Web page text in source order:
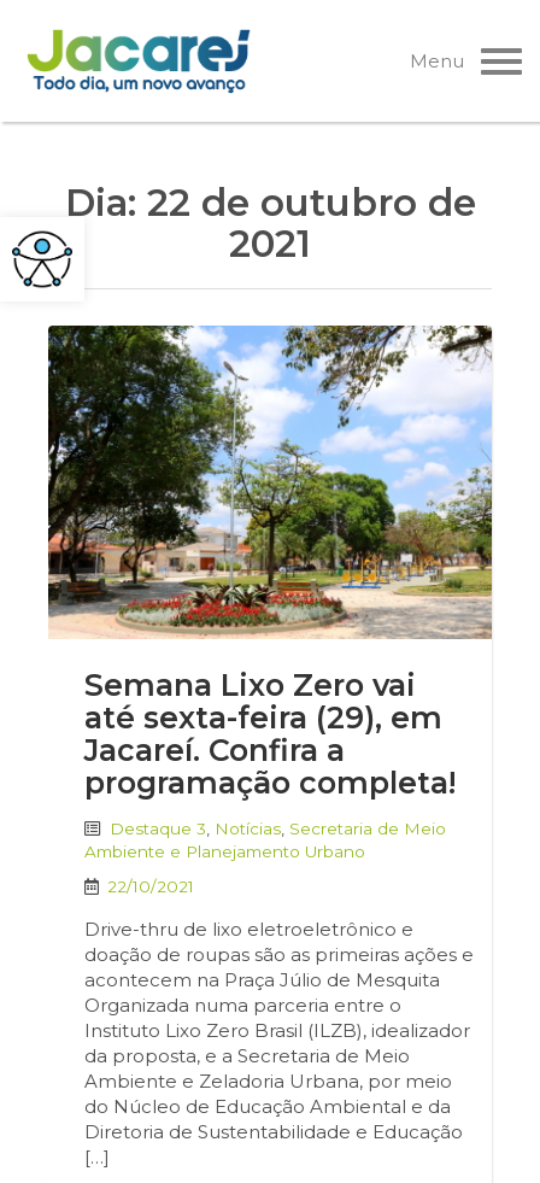
Pular
para
o
Menu
Dia: 22 de outubro de
2021
Semana Lixo Zero vai
até sexta-feira (29), em
Jacareí. Confira a
programação completa!
Destaque 3 Notícias Secretaria de Meio
Ambiente e Planejamento Urbano
22/10/2021
Drive-thru de lixo eletroeletrônico e
doação de roupas são as primeiras ações e
acontecem na Praça Júlio de Mesquita
Organizada numa parceria entre o
Instituto Lixo Zero Brasil (ILZB), idealizador
da proposta, e a Secretaria de Meio
Ambiente e Zeladoria Urbana, por meio
do Núcleo de Educação Ambiental e da
Diretoria de Sustentabilidade e Educação
[…]